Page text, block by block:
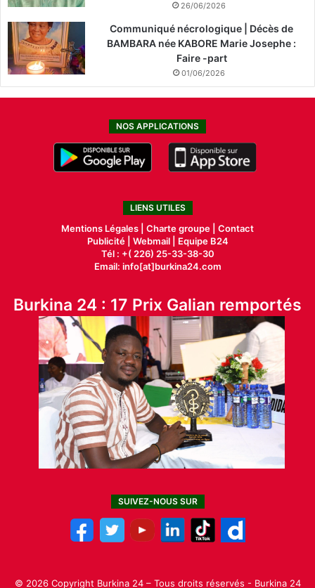
26/06/2026
Communiqué nécrologique | Décès de
BAMBARA née KABORE Marie Josephe :
Faire -part
01/06/2026
NOS APPLICATIONS
LIENS UTILES
Mentions Légales | Charte groupe | Contact
Publicité| Webmail |
Equipe B24
Tél : +( 226) 25-33-38-30
Email: info[at]burkina24.com
Burkina 24 : 17 Prix Galian remportés
SUIVEZ-NOUS SUR
© 2026 Copyright Burkina 24 – Tous droits réservés - Burkina 24